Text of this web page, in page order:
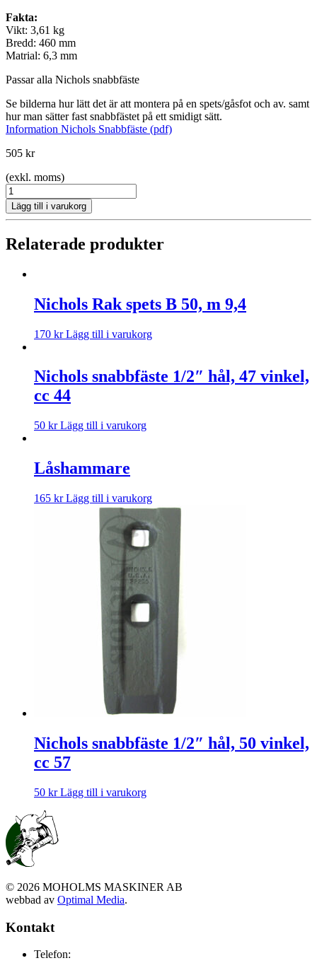
Fakta:
Vikt: 3,61 kg
Bredd: 460 mm
Matrial: 6,3 mm
Passar alla Nichols snabbfäste
Se bilderna hur lätt det är att montera på en spets/gåsfot och av. samt
hur man sätter fast snabbfästet på ett smidigt sätt.
Information Nichols Snabbfäste (pdf)
505 kr
(exkl. moms)
Nichols
Gåsfot
klippt
HQC18BK
B
Lägg till i varukorg
Relaterade produkter
Nichols Rak spets B 50, m 9,4
170 kr Lägg till i varukorg
Nichols snabbfäste 1/2″ hål, 47 vinkel,
cc 44
50 kr Lägg till i varukorg
Låshammare
165 kr Lägg till i varukorg
Nichols snabbfäste 1/2″ hål, 50 vinkel,
cc 57
50 kr Lägg till i varukorg
© 2026 MOHOLMS MASKINER AB
webbad av Optimal Media.
Kontakt
Telefon: